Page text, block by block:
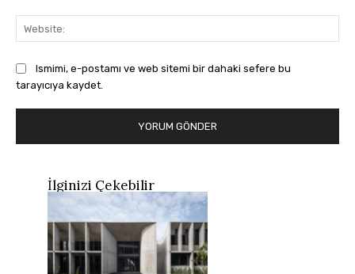
Ismimi, e-postamı ve web sitemi bir dahaki sefere bu
tarayıcıya kaydet.
İlginizi Çekebilir